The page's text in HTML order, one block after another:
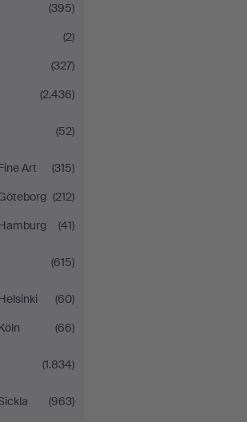
(395)
(2)
(327)
(2.436)
(52)
Art
(315)
(212)
(41)
(615)
(60)
(66)
(1.834)
(963)